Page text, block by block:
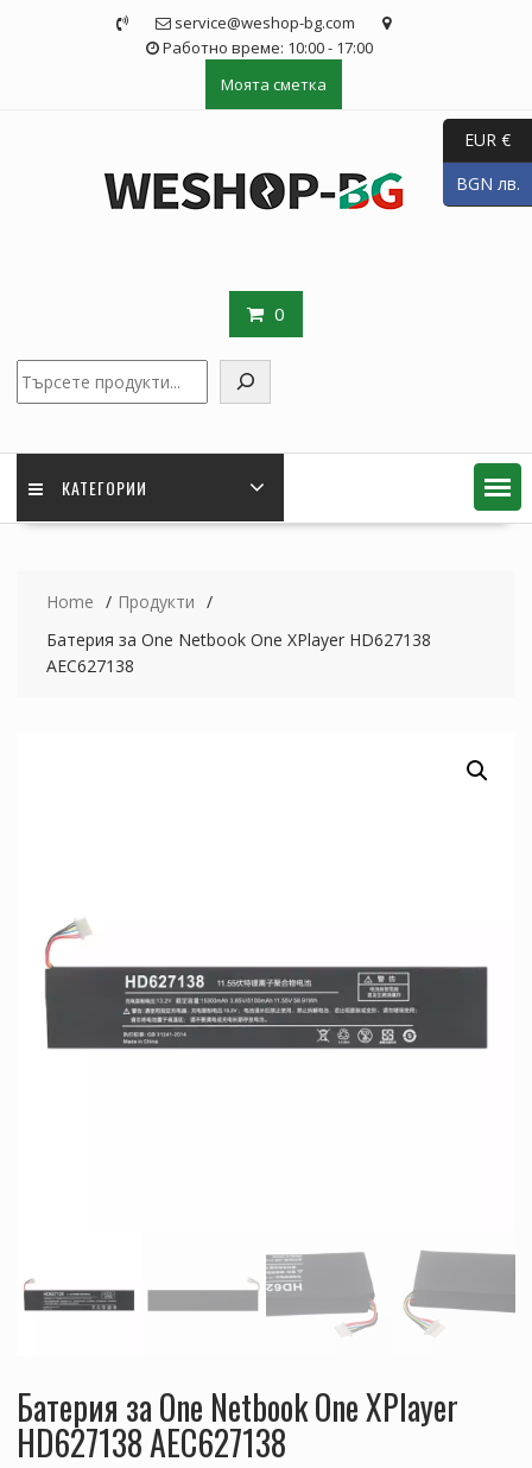
service@weshop-bg.com
Работно време: 10:00 - 17:00
Моята сметка
0
КАТЕГОРИИ
Home
Продукти
Батерия за One Netbook One XPlayer HD627138
AEC627138
Батерия за One Netbook One XPlayer
HD627138 AEC627138
EUR €
BGN лв.